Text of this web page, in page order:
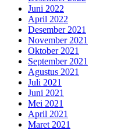
Juni 2022
April 2022
Desember 2021
November 2021
Oktober 2021
September 2021
Agustus 2021
Juli 2021
Juni 2021
Mei 2021
April 2021
Maret 2021